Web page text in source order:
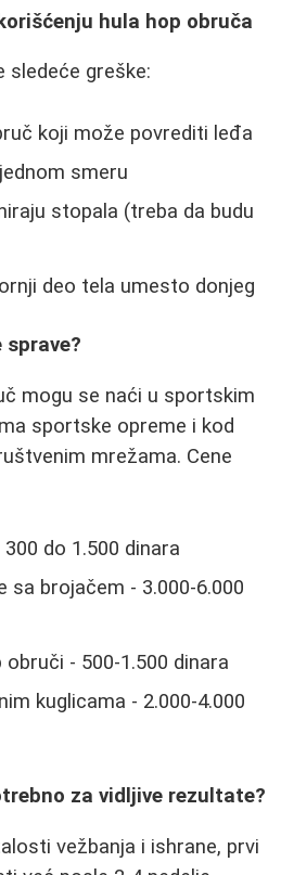
hula hop obruča
sledeće greške:
koji može povrediti leđa
smeru
stopala (treba da budu
deo tela umesto donjeg
mogu se naći u sportskim
sportske opreme i kod
mrežama. Cene
do 1.500 dinara
sa brojačem - 3.000-6.000
- 500-1.500 dinara
kuglicama - 2.000-4.000
za vidljive rezultate?
vežbanja i ishrane, prvi